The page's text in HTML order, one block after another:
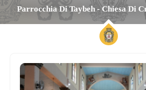
Parrocchia Di Taybeh - Chiesa Di